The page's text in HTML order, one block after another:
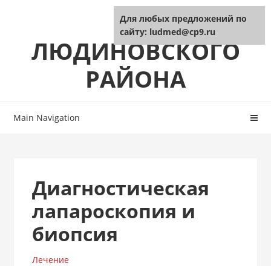
ЦРБ
ЛЮДИНОВСКОГО
РАЙОНА
Main Navigation
Диагностическая
лапароскопия и
биопсия
Лечение
Для любых предложений по
сайту: ludmed@cp9.ru